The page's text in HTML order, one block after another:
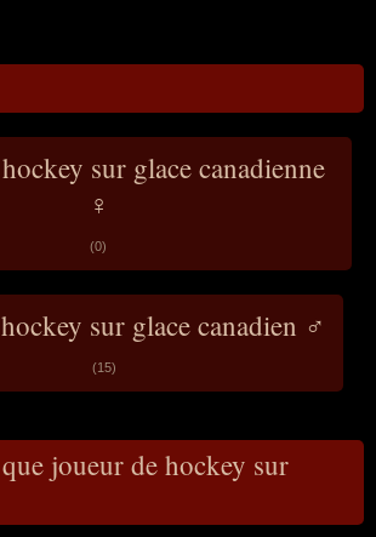
sur glace canadienne
♀
(0)
sur glace canadien ♂
(15)
joueur de hockey sur